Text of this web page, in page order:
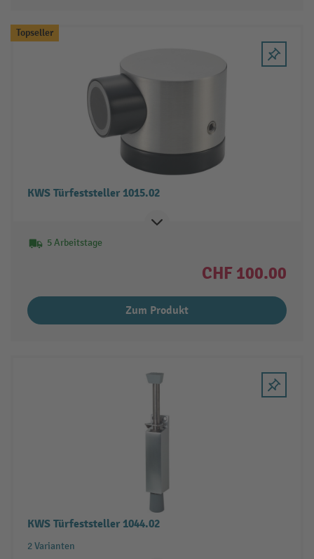
Topseller
KWS Türfeststeller 1015.02
5 Arbeitstage
CHF 100.00
Zum Produkt
KWS Türfeststeller 1044.02
2 Varianten